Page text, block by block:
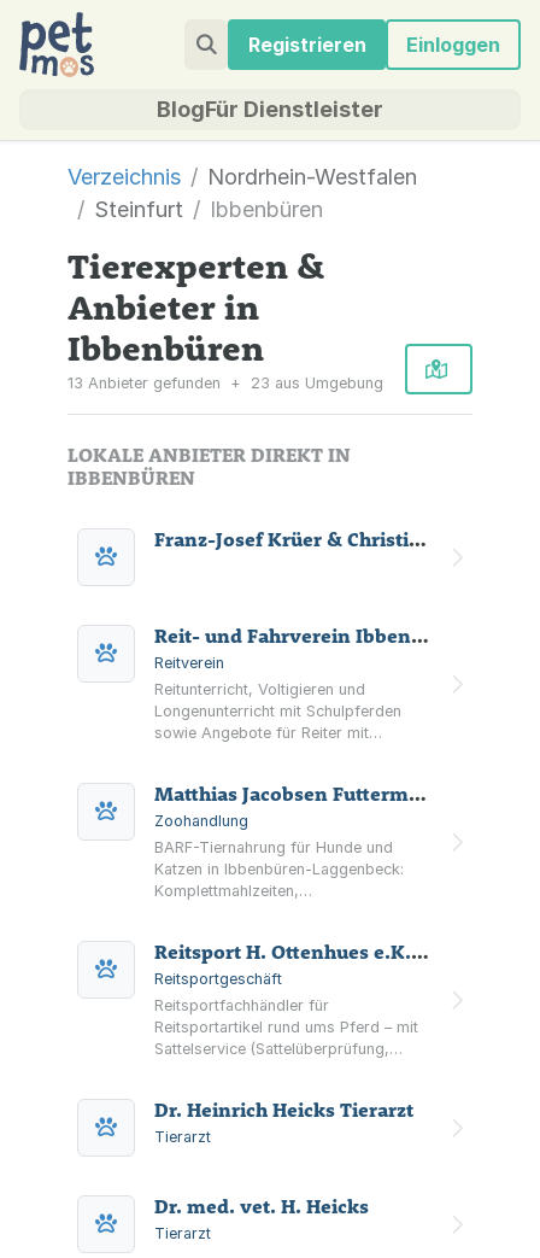
Registrieren Einloggen
BlogFür Dienstleister
Verzeichnis
Nordrhein-Westfalen
Steinfurt
Ibbenbüren
Tierexperten &
Anbieter in
Ibbenbüren
13 Anbieter gefunden + 23 aus Umgebung
LOKALE ANBIETER DIREKT IN
IBBENBÜREN
Franz-Josef Krüer & Christiane Krüer-Teckemeyer
Reit- und Fahrverein Ibbenbüren e.V
Reitverein
Reitunterricht, Voltigieren und
Longenunterricht mit Schulpferden
sowie Angebote für Reiter mit
Matthias Jacobsen Futtermittel
Zoohandlung
BARF-Tiernahrung für Hunde und
Katzen in Ibbenbüren-Laggenbeck:
Komplettmahlzeiten,
und kostenloser Futterprobe.
Reitsport H. Ottenhues e.K., Inh. Wolfgang Wagner
Reitsportgeschäft
Reitsportfachhändler für
Reitsportartikel rund ums Pferd – mit
Sattelservice (Sattelüberprüfung,
Wissingen.
Dr. Heinrich Heicks Tierarzt
Tierarzt
Dr. med. vet. H. Heicks
Tierarzt